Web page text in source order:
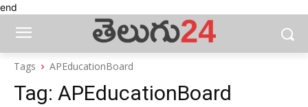
end
Tags APEducationBoard
Tag: APEducationBoard